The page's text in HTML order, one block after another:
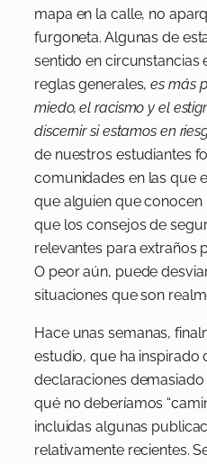
mapa en la calle, no
furgoneta. Algunas de
sentido en circunstancias
reglas generales,es más
miedo, el racismo y el
discernir si estamos en
de nuestros estudiantes
comunidades en las que
que alguien que conocen
que los consejos de
relevantes para extraños
O peor aún, puede
situaciones que son
Hace unas semanas,
estudio, que ha inspirado
declaraciones
qué no deberíamos
incluidas algunas
relativamente recientes.